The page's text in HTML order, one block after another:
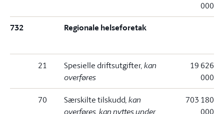
000
732 Regionale helseforetak
21 Spesielle driftsutgifter, kan
overføres
19 626
000
70 Særskilte tilskudd, kan
overføres, kan nyttes under
703 180
000